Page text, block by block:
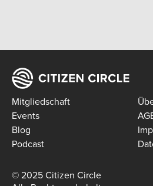
Mitgliedschaft
Events
Blog
Podcast
© 2025 Citizen Circle